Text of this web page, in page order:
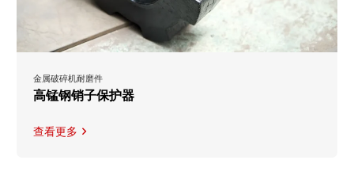
金属破碎机耐磨件
高锰钢销子保护器
查看更多